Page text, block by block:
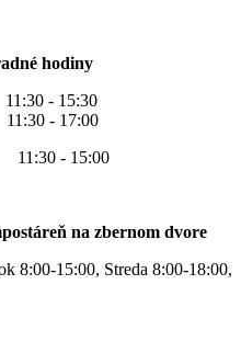
hodiny
- 15:30
- 17:00
- 15:00
na zbernom dvore
8:00-15:00, Streda 8:00-18:00,